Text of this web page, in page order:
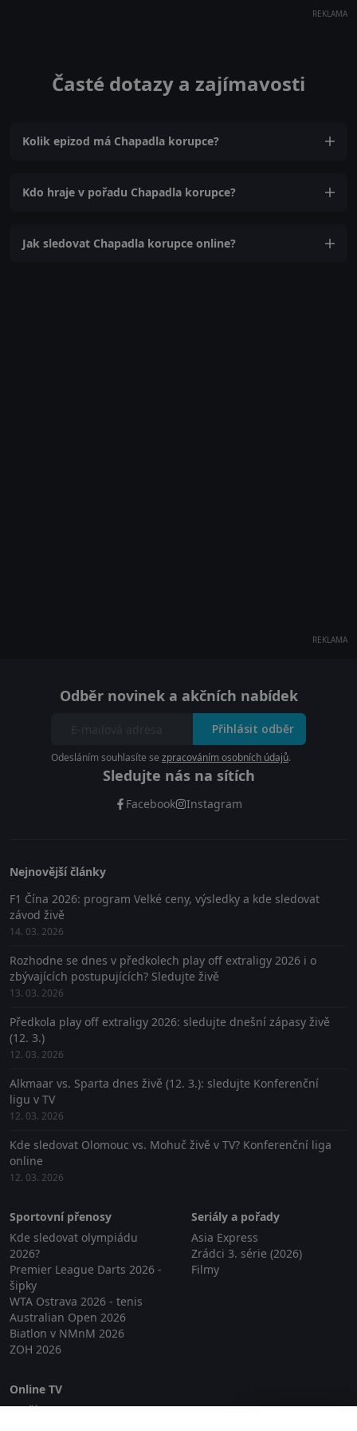
REKLAMA
Časté dotazy a zajímavosti
Kolik epizod má Chapadla korupce?
Kdo hraje v pořadu Chapadla korupce?
Jak sledovat Chapadla korupce online?
REKLAMA
Odběr novinek a akčních nabídek
Přihlásit odběr
Odesláním souhlasíte se zpracováním osobních údajů.
Sledujte nás na sítích
Facebook Instagram
Nejnovější články
F1 Čína 2026: program Velké ceny, výsledky a kde sledovat
závod živě
14. 03. 2026
Rozhodne se dnes v předkolech play off extraligy 2026 i o
zbývajících postupujících? Sledujte živě
13. 03. 2026
Předkola play off extraligy 2026: sledujte dnešní zápasy živě
(12. 3.)
12. 03. 2026
Alkmaar vs. Sparta dnes živě (12. 3.): sledujte Konferenční
ligu v TV
12. 03. 2026
Kde sledovat Olomouc vs. Mohuč živě v TV? Konferenční liga
online
12. 03. 2026
Sportovní přenosy
Kde sledovat olympiádu
2026?
Premier League Darts 2026 -
šipky
WTA Ostrava 2026 - tenis
Australian Open 2026
Biatlon v NMnM 2026
ZOH 2026
Seriály a pořady
Asia Express
Zrádci 3. série (2026)
Filmy
Online TV
Lepší.TV